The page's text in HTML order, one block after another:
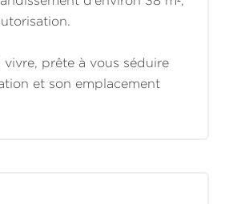
vivre, prête à vous séduire
et son emplacement